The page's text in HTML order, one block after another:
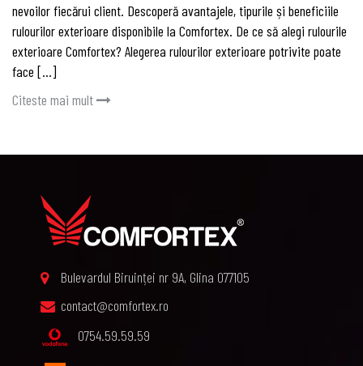
nevoilor fiecărui client. Descoperă avantajele, tipurile și beneficiile
rulourilor exterioare disponibile la Comfortex. De ce să alegi rulourile
exterioare Comfortex? Alegerea rulourilor exterioare potrivite poate
face […]
Citeste mai mult
Bulevardul Biruinței nr 9A, Glina 077105
contact@comfortex.ro
0754.59.59.59